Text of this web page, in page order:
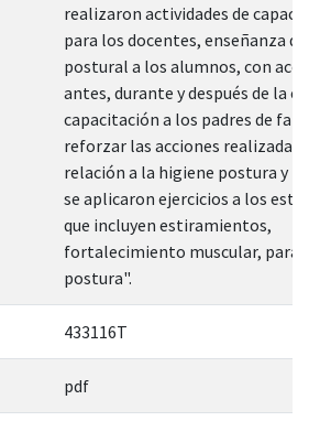
realizaron actividades de
para los docentes, enseñanza
postural a los alumnos, con
antes, durante y después de la
capacitación a los padres de
reforzar las acciones realizadas
relación a la higiene postura y
se aplicaron ejercicios a los
que incluyen estiramientos,
fortalecimiento muscular, para
postura".
433116T
pdf